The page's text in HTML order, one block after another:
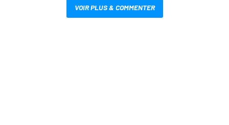
VOIR PLUS & COMMENTER